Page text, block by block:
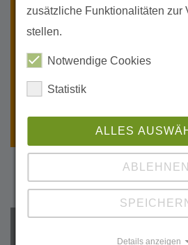
Einsatz für
Frühling auf Koos:
Vogelstimmen,
zusätzliche Funktionalitäten zur
stellen.
Notwendige Cookies
Statistik
ALLES
ABLEHNEN
Details anzeigen